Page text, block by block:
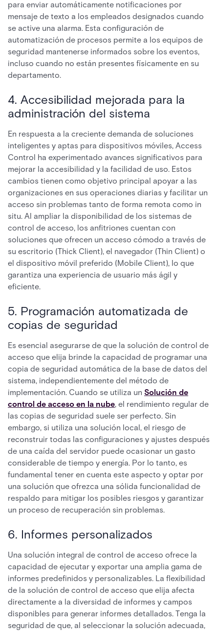
para enviar automáticamente notificaciones por
mensaje de texto a los empleados designados cuando
se active una alarma. Esta configuración de
automatización de procesos permite a los equipos de
seguridad mantenerse informados sobre los eventos,
incluso cuando no están presentes físicamente en su
departamento.
4. Accesibilidad mejorada para la
administración del sistema
En respuesta a la creciente demanda de soluciones
inteligentes y aptas para dispositivos móviles, Access
Control ha experimentado avances significativos para
mejorar la accesibilidad y la facilidad de uso. Estos
cambios tienen como objetivo principal apoyar a las
organizaciones en sus operaciones diarias y facilitar un
acceso sin problemas tanto de forma remota como in
situ. Al ampliar la disponibilidad de los sistemas de
control de acceso, los anfitriones cuentan con
soluciones que ofrecen un acceso cómodo a través de
su escritorio (Thick Client), el navegador (Thin Client) o
el dispositivo móvil preferido (Mobile Client), lo que
garantiza una experiencia de usuario más ágil y
eficiente.
5. Programación automatizada de
copias de seguridad
Es esencial asegurarse de que la solución de control de
acceso que elija brinde la capacidad de programar una
copia de seguridad automática de la base de datos del
sistema, independientemente del método de
implementación. Cuando se utiliza un Solución de
control de acceso en la nube, el rendimiento regular de
las copias de seguridad suele ser perfecto. Sin
embargo, si utiliza una solución local, el riesgo de
reconstruir todas las configuraciones y ajustes después
de una caída del servidor puede ocasionar un gasto
considerable de tiempo y energía. Por lo tanto, es
fundamental tener en cuenta este aspecto y optar por
una solución que ofrezca una sólida funcionalidad de
respaldo para mitigar los posibles riesgos y garantizar
un proceso de recuperación sin problemas.
6. Informes personalizados
Una solución integral de control de acceso ofrece la
capacidad de ejecutar y exportar una amplia gama de
informes predefinidos y personalizables. La flexibilidad
de la solución de control de acceso que elija afecta
directamente a la diversidad de informes y campos
disponibles para generar informes detallados. Tenga la
seguridad de que, al seleccionar la solución adecuada,